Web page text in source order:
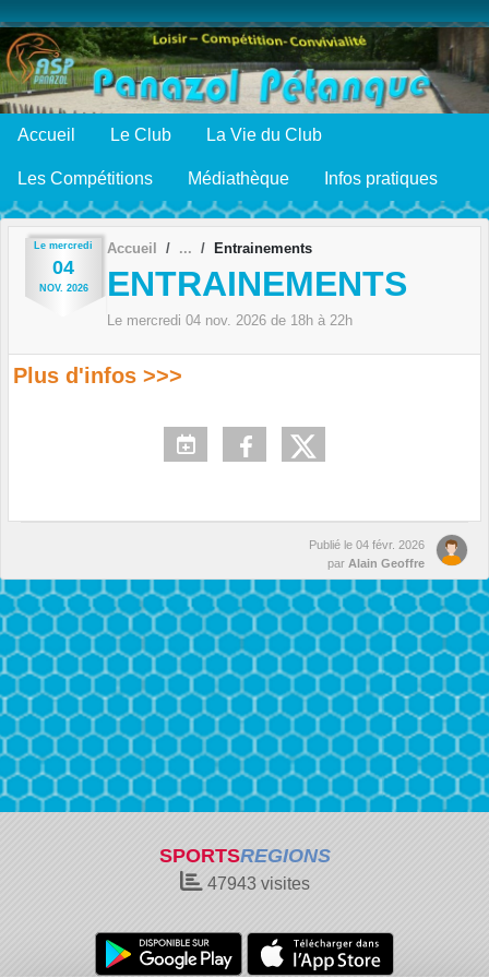
Accueil Le Club La Vie du Club
Les Compétitions Médiathèque Infos pratiques
Le mercredi
04
NOV. 2026
Accueil Entrainements
ENTRAINEMENTS
Le mercredi 04 nov. 2026 de 18h à 22h
Plus d'infos >>>
Publié le 04 févr. 2026
par Alain Geoffre
SPORTSREGIONS
47943visites